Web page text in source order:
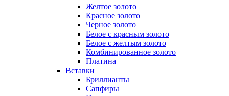
Желтое золото
Красное золото
Черное золото
Белое с красным золото
Белое с желтым золото
Комбинированное золото
Платина
Вставки
Бриллианты
Сапфиры